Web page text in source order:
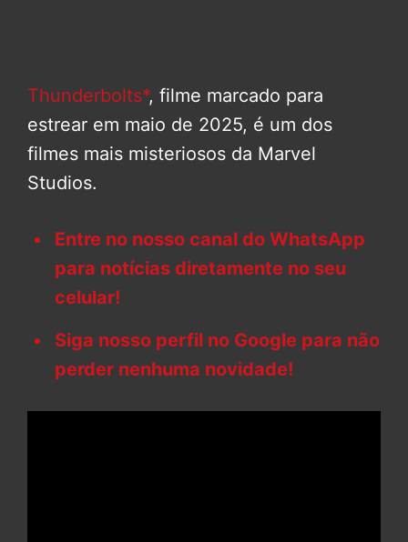
Thunderbolts*, filme marcado para
estrear em maio de 2025, é um dos
filmes mais misteriosos da Marvel
Studios.
Entre no nosso canal do WhatsApp
para notícias diretamente no seu
celular!
Siga nosso perfil no Google para não
perder nenhuma novidade!